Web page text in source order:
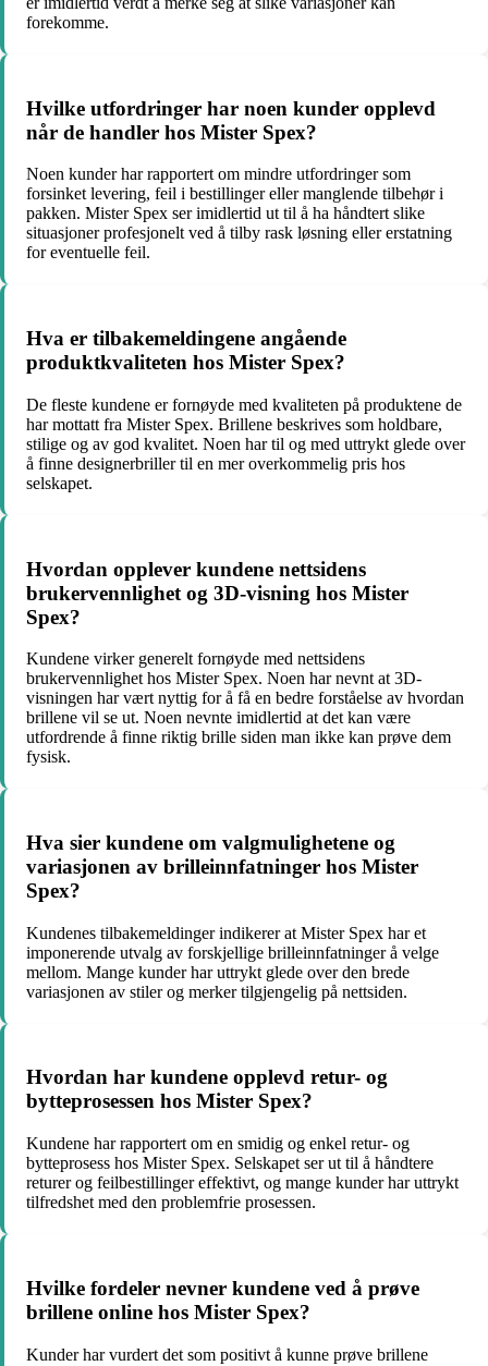
forekomme.
Hvilke utfordringer har noen kunder opplevd
når de handler hos Mister Spex?
Noen kunder har rapportert om mindre utfordringer som
forsinket levering, feil i bestillinger eller manglende tilbehør i
pakken. Mister Spex ser imidlertid ut til å ha håndtert slike
situasjoner profesjonelt ved å tilby rask løsning eller erstatning
for eventuelle feil.
Hva er tilbakemeldingene angående
produktkvaliteten hos Mister Spex?
De fleste kundene er fornøyde med kvaliteten på produktene de
har mottatt fra Mister Spex. Brillene beskrives som holdbare,
stilige og av god kvalitet. Noen har til og med uttrykt glede over
å finne designerbriller til en mer overkommelig pris hos
selskapet.
Hvordan opplever kundene nettsidens
brukervennlighet og 3D-visning hos Mister
Spex?
Kundene virker generelt fornøyde med nettsidens
brukervennlighet hos Mister Spex. Noen har nevnt at 3D-
visningen har vært nyttig for å få en bedre forståelse av hvordan
brillene vil se ut. Noen nevnte imidlertid at det kan være
utfordrende å finne riktig brille siden man ikke kan prøve dem
fysisk.
Hva sier kundene om valgmulighetene og
variasjonen av brilleinnfatninger hos Mister
Spex?
Kundenes tilbakemeldinger indikerer at Mister Spex har et
imponerende utvalg av forskjellige brilleinnfatninger å velge
mellom. Mange kunder har uttrykt glede over den brede
variasjonen av stiler og merker tilgjengelig på nettsiden.
Hvordan har kundene opplevd retur- og
bytteprosessen hos Mister Spex?
Kundene har rapportert om en smidig og enkel retur- og
bytteprosess hos Mister Spex. Selskapet ser ut til å håndtere
returer og feilbestillinger effektivt, og mange kunder har uttrykt
tilfredshet med den problemfrie prosessen.
Hvilke fordeler nevner kundene ved å prøve
brillene online hos Mister Spex?
Kunder har vurdert det som positivt å kunne prøve brillene